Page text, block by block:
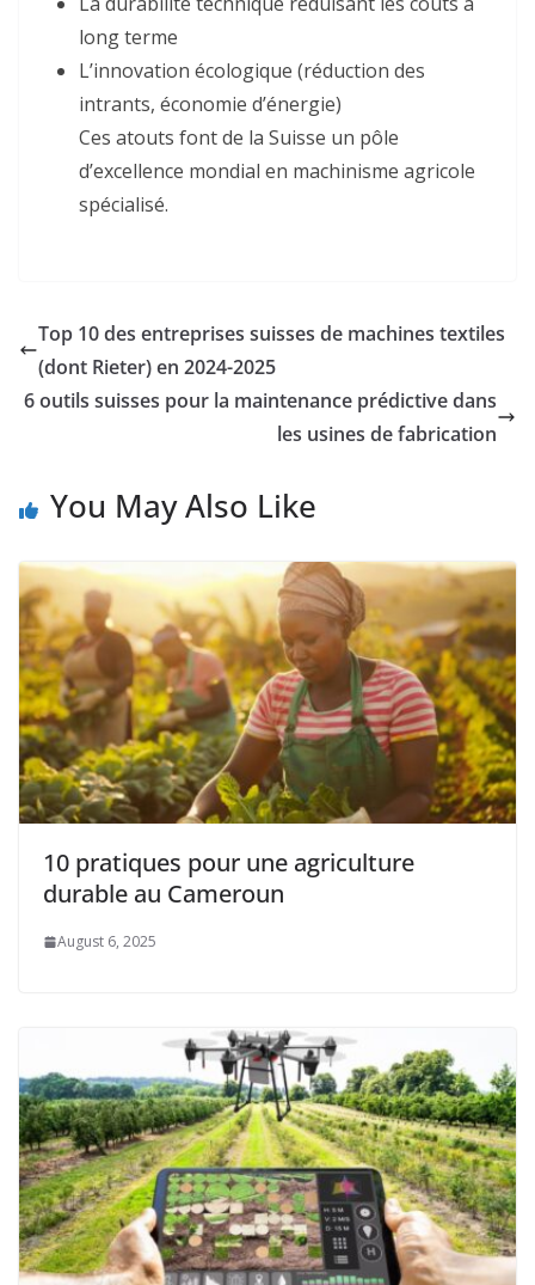
long terme
L’innovation écologique (réduction des
intrants, économie d’énergie)
Ces atouts font de la Suisse un pôle
d’excellence mondial en machinisme agricole
spécialisé.
Top 10 des entreprises suisses de machines textiles
(dont Rieter) en 2024-2025
6 outils suisses pour la maintenance prédictive dans
les usines de fabrication
You May Also Like
10 pratiques pour une agriculture
durable au Cameroun
August 6, 2025